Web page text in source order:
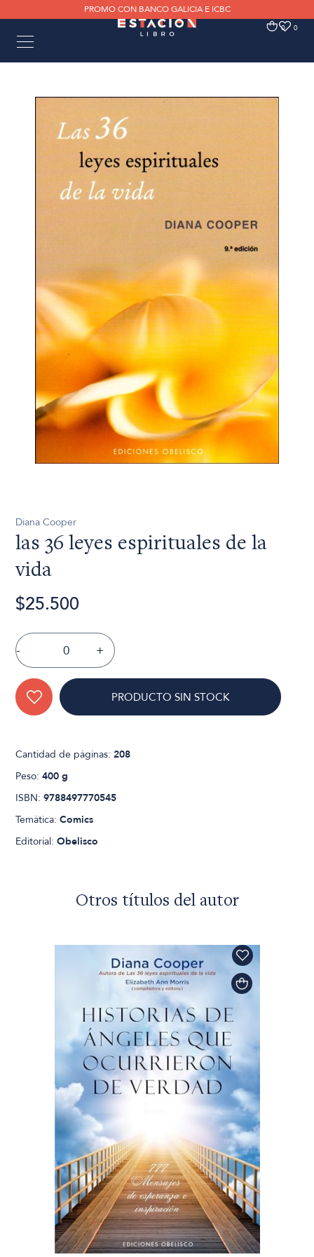
PROMO CON BANCO GALICIA E ICBC
0 0
Diana Cooper
las 36 leyes espirituales de la
vida
$25.500
- +
PRODUCTO SIN STOCK
Cantidad de páginas:208
Peso:400 g
ISBN:9788497770545
Temática:Comics
Editorial:Obelisco
Otros títulos del autor